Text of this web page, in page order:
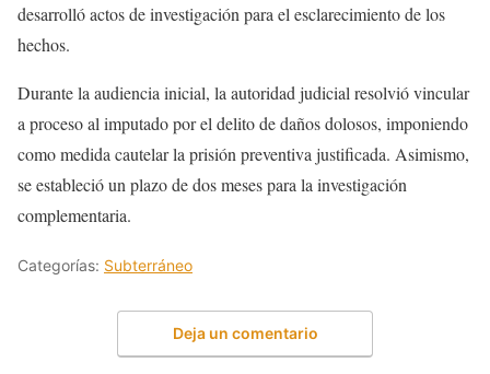
desarrolló actos de investigación para el esclarecimiento de los
hechos.
Durante la audiencia inicial, la autoridad judicial resolvió vincular
a proceso al imputado por el delito de daños dolosos, imponiendo
como medida cautelar la prisión preventiva justificada. Asimismo,
se estableció un plazo de dos meses para la investigación
complementaria.
Categorías: Subterráneo
Deja un comentario